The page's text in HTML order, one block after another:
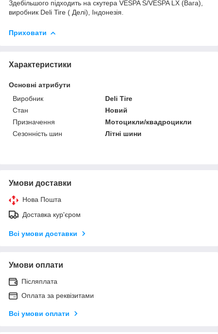
Здебільшого підходить на скутера VESPA S/VESPA LX (Вага),
виробник Deli Tire ( Делі), Індонезія.
Приховати
Характеристики
Основні атрибути
Виробник
Deli Tire
Стан
Новий
Призначення
Мотоцикли/квадроцикли
Сезонність шин
Літні шини
Умови доставки
Нова Пошта
Доставка кур'єром
Всі умови доставки
Умови оплати
Післяплата
Оплата за реквізитами
Всі умови оплати